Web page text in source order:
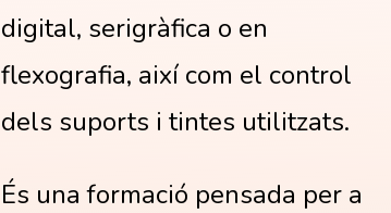
digital, serigràfica o en
flexografia, així com el control
dels suports i tintes utilitzats.
És una formació pensada per a